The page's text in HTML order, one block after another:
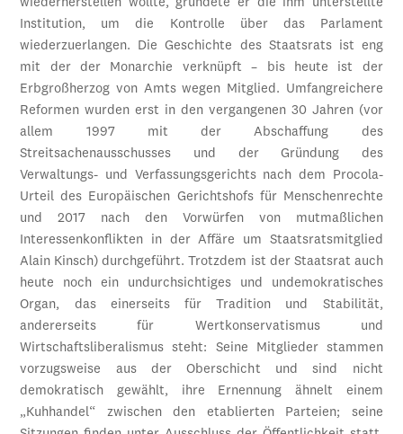
wiederherstellen wollte, gründete er die ihm unterstellte
Institution, um die Kontrolle über das Parlament
wiederzuerlangen. Die Geschichte des Staatsrats ist eng
mit der der Monarchie verknüpft – bis heute ist der
Erbgroßherzog von Amts wegen Mitglied. Umfangreichere
Reformen wurden erst in den vergangenen 30 Jahren (vor
allem 1997 mit der Abschaffung des
Streitsachenausschusses und der Gründung des
Verwaltungs- und Verfassungsgerichts nach dem Procola-
Urteil des Europäischen Gerichtshofs für Menschenrechte
und 2017 nach den Vorwürfen von mutmaßlichen
Interessenkonflikten in der Affäre um Staatsratsmitglied
Alain Kinsch) durchgeführt. Trotzdem ist der Staatsrat auch
heute noch ein undurchsichtiges und undemokratisches
Organ, das einerseits für Tradition und Stabilität,
andererseits für Wertkonservatismus und
Wirtschaftsliberalismus steht: Seine Mitglieder stammen
vorzugsweise aus der Oberschicht und sind nicht
demokratisch gewählt, ihre Ernennung ähnelt einem
„Kuhhandel“ zwischen den etablierten Parteien; seine